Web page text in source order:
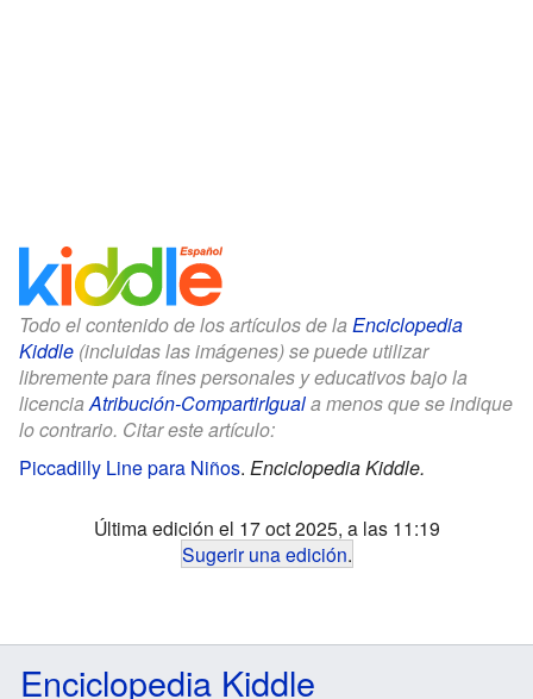
Todo el contenido de los artículos de la Enciclopedia
Kiddle (incluidas las imágenes) se puede utilizar
libremente para fines personales y educativos bajo la
licenciaAtribución-CompartirIguala menos que se indique
lo contrario. Citar este artículo:
Piccadilly Line para Niños. Enciclopedia Kiddle.
Última edición el 17 oct 2025, a las 11:19
Sugerir una edición.
Enciclopedia Kiddle